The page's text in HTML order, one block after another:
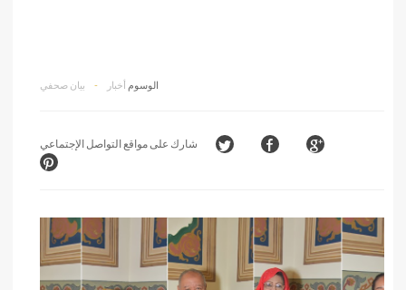
الوسوم أخبار - بيان صحفي
شارك على مواقع التواصل الإجتماعي